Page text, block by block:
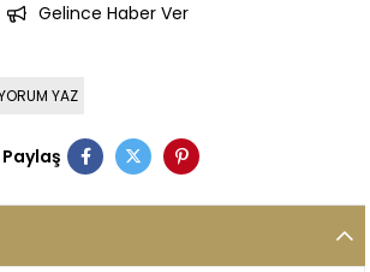
Gelince Haber Ver
YAZ
Paylaş